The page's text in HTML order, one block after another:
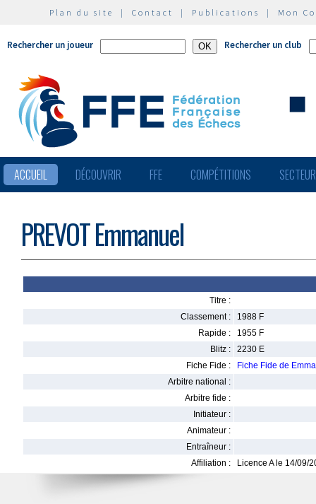
Plan du site | Contact | Publications | Mon
Rechercher un joueur Rechercher un club
ACCUEIL DÉCOUVRIR FFE COMPÉTITIONS
PREVOT Emmanuel
Titre :
Classement :
1988 F
Rapide :
1955 F
Blitz :
2230 E
Fiche Fide :
Fiche Fide de
Arbitre national :
Arbitre fide :
Initiateur :
Animateur :
Entraîneur :
Affiliation :
Licence A le 14/09/